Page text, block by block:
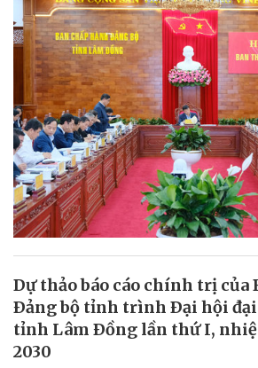
Dự thảo báo cáo chính trị của
Ðảng bộ tỉnh trình Ðại hội đại
tỉnh Lâm Ðồng lần thứ I,
2030